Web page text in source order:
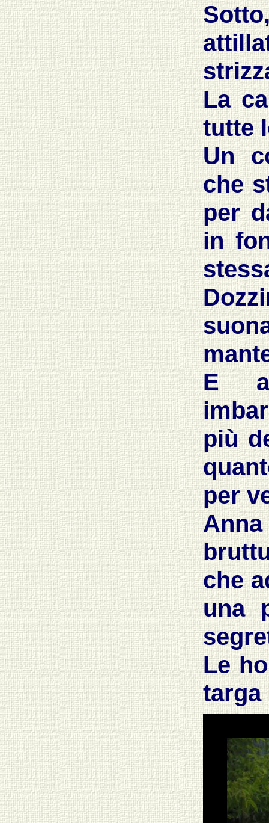
La
tutte
Un
che
per
in
E
più
per
che
una
Le
targa